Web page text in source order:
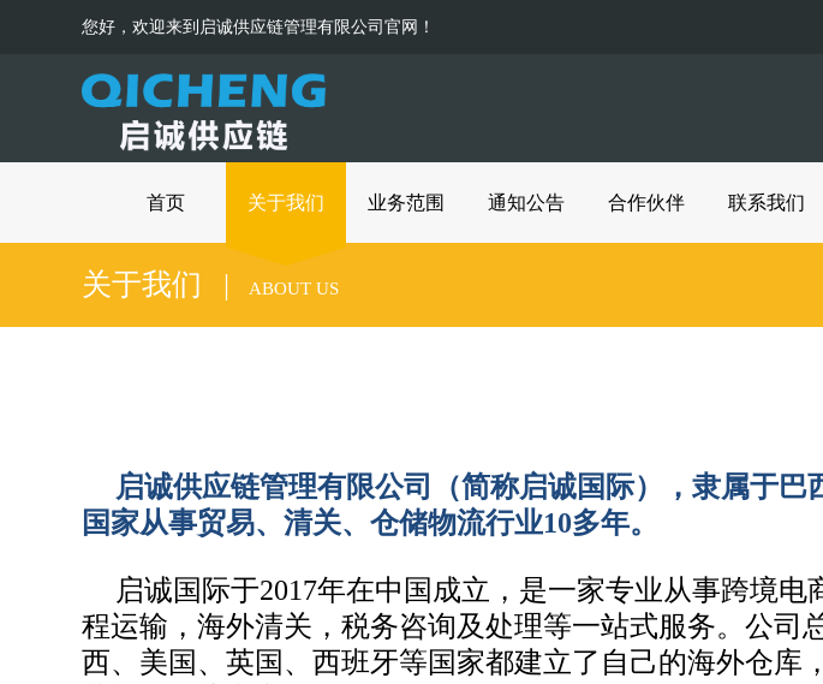
您好，欢迎来到启诚供应链管理有限公司官网！
首页 关于我们 业务范围 通知公告 合作伙伴 联系我们
关于我们 | ABOUT US
启诚供应链管理有限公司（简称启诚国际），隶属于
国家从事贸易、清关、仓储物流行业10多年。
启诚国际于2017年在中国成立，是一家专业从事跨境
程运输，海外清关，税务咨询及处理等一站式服务。公
西、美国、英国、西班牙等国家都建立了自己的海外仓